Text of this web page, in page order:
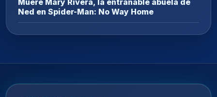
Ned en Spider-Man: No Way Home